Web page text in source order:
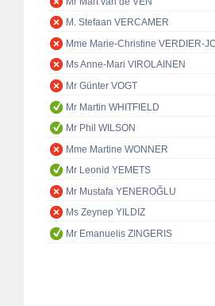
M. Stefaan VERCAMER
Mme Marie-Christine VERDIER-
Ms Anne-Mari VIROLAINEN
Mr Günter VOGT
Mr Martin WHITFIELD
Mr Phil WILSON
Mme Martine WONNER
Mr Leonid YEMETS
Mr Mustafa YENEROĞLU
Ms Zeynep YILDIZ
Mr Emanuelis ZINGERIS